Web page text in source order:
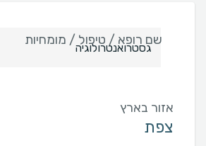
שם רופא / טיפול / מומחיות
אזור בארץ